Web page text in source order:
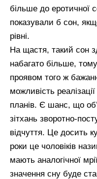
більше до еротичної
показували б сон,
рівні.
На щастя, такий сон
набагато більше,
проявом того ж
можливість
планів. Є шанс, що
зітхань зворотно-
відчуття. Це досить
роки це чоловіків
мають аналогічної
значення сну буде